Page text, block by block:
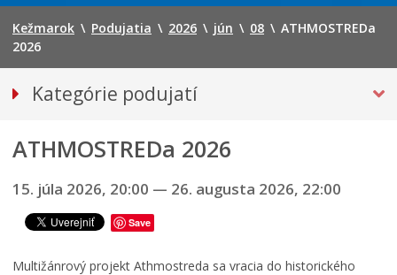
Kežmarok \ Podujatia \ 2026 \ jún \ 08 \ ATHMOSTREDa
2026
Kategórie podujatí
HUDBA, TANEC, DIVADLO
Športové
Výstavy
ATHMOSTREDa 2026
15. júla 2026, 20:00 — 26. augusta 2026, 22:00
Save
Multižánrový projekt Athmostreda sa vracia do historického